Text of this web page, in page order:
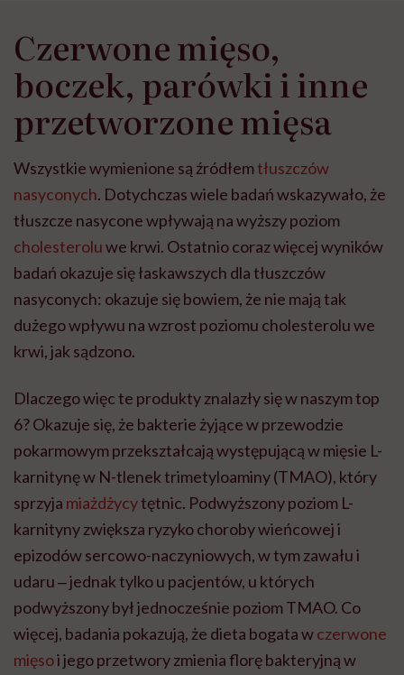
Czerwone mięso,
boczek, parówki i inne
przetworzone mięsa
Wszystkie wymienione są źródłemtłuszczów
nasyconych. Dotychczas wiele badań wskazywało, że
tłuszcze nasycone wpływają na wyższy poziom
cholesteroluwe krwi. Ostatnio coraz więcej wyników
badań okazuje się łaskawszych dla tłuszczów
nasyconych: okazuje się bowiem, że nie mają tak
dużego wpływu na wzrost poziomu cholesterolu we
krwi, jak sądzono.
Dlaczego więc te produkty znalazły się w naszym top
6? Okazuje się, że bakterie żyjące w przewodzie
pokarmowym przekształcają występującą w mięsie L-
karnitynę w N-tlenek trimetyloaminy (TMAO), który
sprzyja miażdżycytętnic. Podwyższony poziom L-
karnityny zwiększa ryzyko choroby wieńcowej i
epizodów sercowo-naczyniowych, w tym zawału i
udaru ‒ jednak tylko u pacjentów, u których
podwyższony był jednocześnie poziom TMAO. Co
więcej, badania pokazują, że dieta bogata wczerwone
mięsoi jego przetwory zmienia florę bakteryjną w